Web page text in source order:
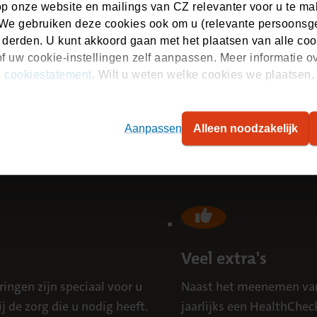
onze website en mailings van CZ relevanter voor u te
gebruiken deze cookies ook om u (relevante
U kunt akkoord gaan met het plaatsen van alle
uw cookie-instellingen zelf aanpassen. Meer informatie
cookiestatement. Wilt u weten welke cookies we
Alleen noodzakelijk
Aanpassen
Kruis? Bekijk dan onze (opent in nieuw tabblad)
pakketvergelijker (pdf)
Wilt u daarnaast nog meer informatie over de
zijn speciaal voor u
de zorg die u nodig heeft.
Veel extra's
Naast het meenemen
jaarlijks een